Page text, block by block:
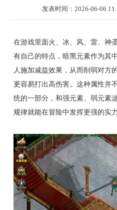
发表时间：2026-06-06
在游戏里面火、冰、风、雷、神
有自己的特点，暗黑元素作为其
人施加减益效果，从而削弱对方
更容易打出高伤害。这种属性并
统的一部分，和强元素、弱元素
规律就能在冒险中发挥更强的实力